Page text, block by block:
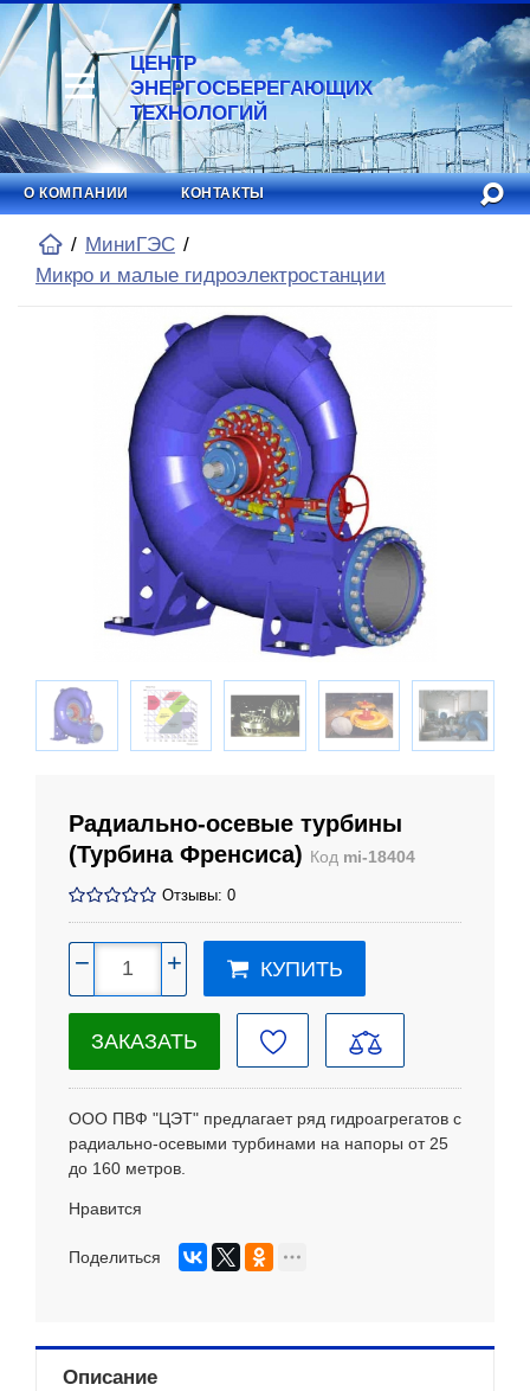
ЦЕНТР
ЭНЕРГОСБЕРЕГАЮЩИХ
ТЕХНОЛОГИЙ
О КОМПАНИИ КОНТАКТЫ
МиниГЭС
Микро и малые гидроэлектростанции
Радиально-осевые турбины
(Турбина Френсиса) Код mi-18404
Отзывы: 0
− + КУПИТЬ
ЗАКАЗАТЬ
ООО ПВФ "ЦЭТ" предлагает ряд гидроагрегатов с
радиально-осевыми турбинами на напоры от 25
до 160 метров.
Нравится
Поделиться
Описание